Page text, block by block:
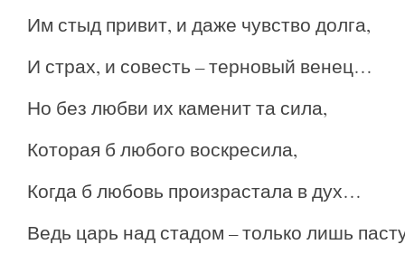
Им стыд привит, и даже чувство долга,
И страх, и совесть – терновый венец…
Но без любви их каменит та сила,
Которая б любого воскресила,
Когда б любовь произрастала в дух…
Ведь царь над стадом – только лишь